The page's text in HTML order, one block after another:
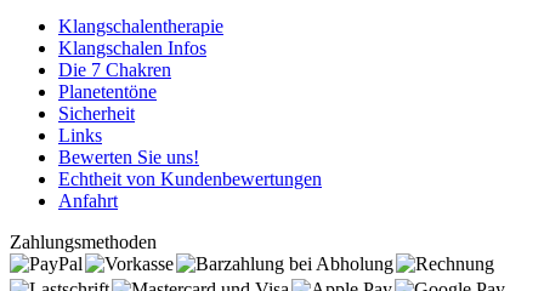
Klangschalentherapie
Klangschalen Infos
Die 7 Chakren
Planetentöne
Sicherheit
Links
Bewerten Sie uns!
Echtheit von Kundenbewertungen
Anfahrt
Zahlungsmethoden